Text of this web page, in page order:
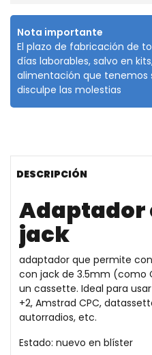
Nota importante
El plazo de fabricación de
días laborables, salvo en
alimentación que tenemos
disculpe las molestias
DESCRIPCIÓN
Adaptador
jack
adaptador que permite
con jack de 3.5mm (como
un cassette. Ideal para
+2, Amstrad CPC,
autorradios, etc.
Estado: nuevo en blíster